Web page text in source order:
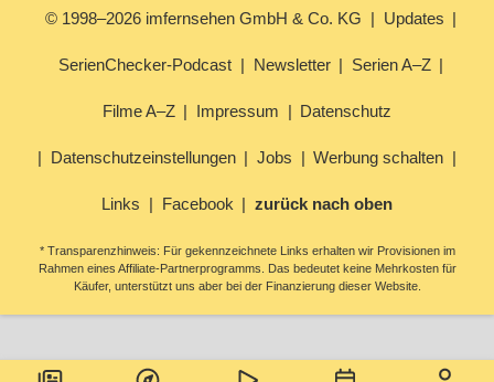
© 1998–2026 imfernsehen GmbH & Co. KG Updates
SerienChecker-Podcast Newsletter Serien A–Z
Filme A–Z Impressum Datenschutz
Datenschutzeinstellungen Jobs Werbung schalten
Links Facebook zurück nach oben
* Transparenzhinweis: Für gekennzeichnete Links erhalten wir Provisionen im
Rahmen eines Affiliate-Partnerprogramms. Das bedeutet keine Mehrkosten für
Käufer, unterstützt uns aber bei der Finanzierung dieser Website.